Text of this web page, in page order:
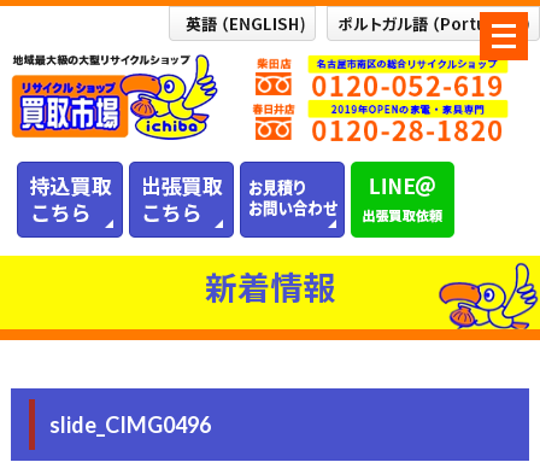
メ
ニ
ュ
ー
新着情報
slide_CIMG0496